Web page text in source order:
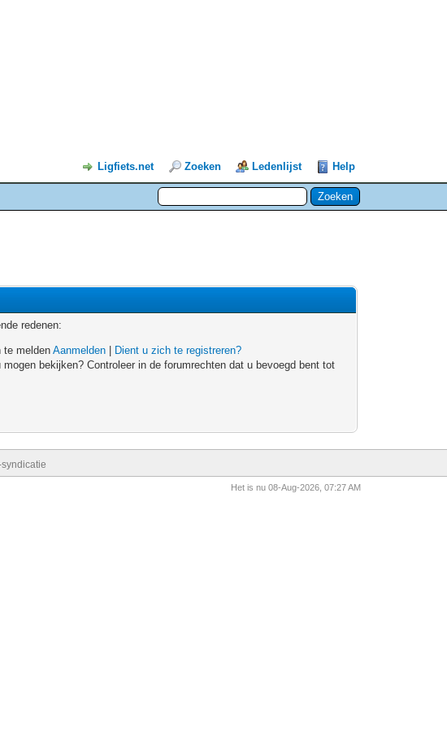
Ligfiets.net Zoeken Ledenlijst Help
redenen:
te meldenAanmelden
Dient u zich te registreren?
bekijken? Controleer in de forumrechten dat u bevoegd bent tot
syndicatie
Het is nu 08-Aug-2026, 07:27 AM